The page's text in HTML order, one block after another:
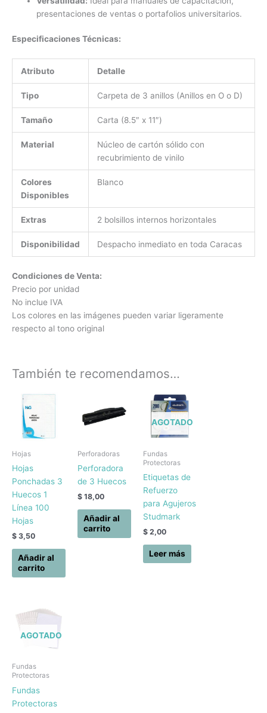
presentaciones de ventas o portafolios universitarios.
Especificaciones Técnicas:
Atributo Detalle
Tipo Carpeta de 3 anillos (Anillos en O o D)
Tamaño Carta (8.5″ x 11″)
Material
Núcleo de cartón sólido con
recubrimiento de vinilo
Colores
Disponibles
Blanco
Extras 2 bolsillos internos horizontales
Disponibilidad Despacho inmediato en toda Caracas
Condiciones de Venta:
Precio por unidad
No inclue IVA
Los colores en las imágenes pueden variar ligeramente
respecto al tono original
También te recomendamos…
Hojas
Hojas
Ponchadas 3
Huecos 1
Línea 100
Hojas
$ 3,50
Añadir al
carrito
Perforadoras
Perforadora
de 3 Huecos
$18,00
Añadir al
carrito
AGOTADO
Fundas
Protectoras
Etiquetas de
Refuerzo
para Agujeros
Studmark
$2,00
Leer más
AGOTADO
Fundas
Protectoras
Fundas
Protectoras